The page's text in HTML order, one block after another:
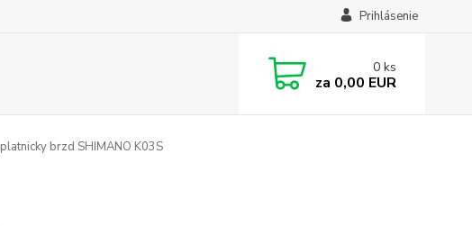
Prihlásenie
0 ks
za 0,00 EUR
platnicky brzd SHIMANO K03S